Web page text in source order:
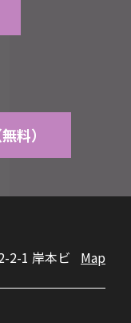
料）
2-1 岸本ビ
Map